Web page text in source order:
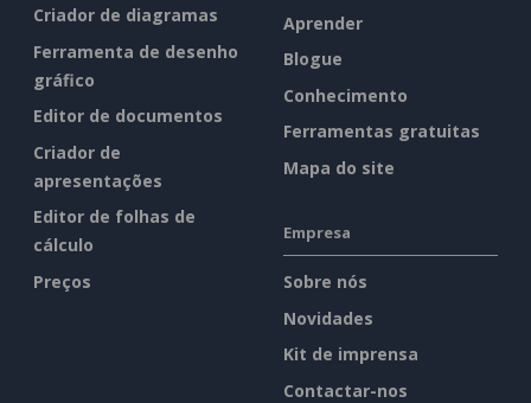
Criador de diagramas
Ferramenta de desenho
gráfico
Editor de documentos
Criador de
apresentações
Editor de folhas de
cálculo
Preços
Aprender
Blogue
Conhecimento
Ferramentas gratuitas
Mapa do site
Empresa
Sobre nós
Novidades
Kit de imprensa
Contactar-nos